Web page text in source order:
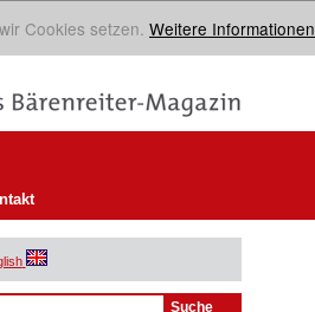
Cookies setzen. Weitere Informationen